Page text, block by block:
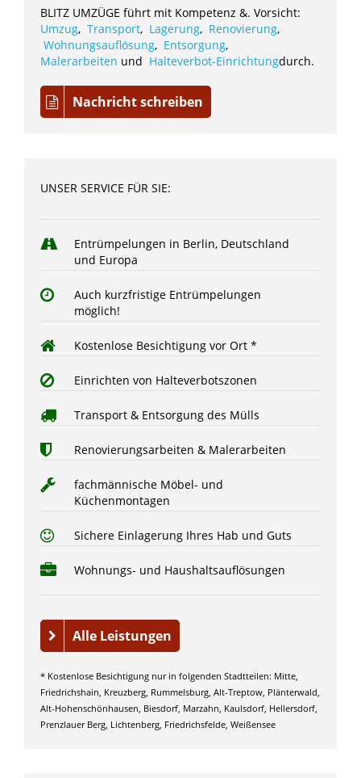
BLITZ UMZÜGE führt mit Kompetenz &. Vorsicht:
Umzug, Transport, Lagerung, Renovierung,
Wohnungsauflösung, Entsorgung,
Malerarbeiten und Halteverbot-Einrichtungdurch.
Nachricht schreiben
UNSER SERVICE FÜR SIE:
Entrümpelungen in Berlin, Deutschland
und Europa
Auch kurzfristige Entrümpelungen
möglich!
Kostenlose Besichtigung vor Ort *
Einrichten von Halteverbotszonen
Transport & Entsorgung des Mülls
Renovierungsarbeiten & Malerarbeiten
fachmännische Möbel- und
Küchenmontagen
Sichere Einlagerung Ihres Hab und Guts
Wohnungs- und Haushaltsauflösungen
Alle Leistungen
* Kostenlose Besichtigung nur in folgenden Stadtteilen: Mitte,
Friedrichshain, Kreuzberg, Rummelsburg, Alt-Treptow, Plänterwald,
Alt-Hohenschönhausen, Biesdorf, Marzahn, Kaulsdorf, Hellersdorf,
Prenzlauer Berg, Lichtenberg, Friedrichsfelde, Weißensee